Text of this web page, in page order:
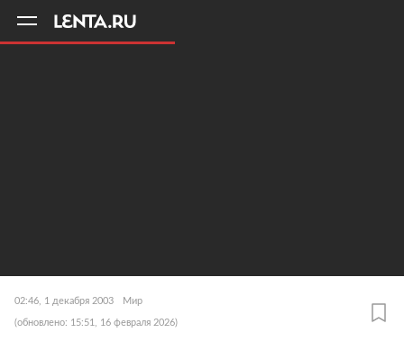
02:46, 1 декабря 2003 Мир
(обновлено: 15:51, 16 февраля 2026)